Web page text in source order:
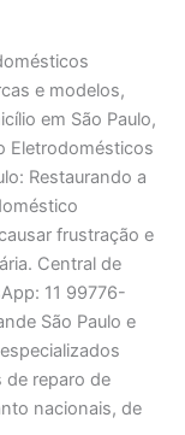
e modelos,
em São Paulo,
Eletrodomésticos
Restaurando a
frustração e
Central de
11 99776-
São Paulo e
de reparo de
nacionais, de